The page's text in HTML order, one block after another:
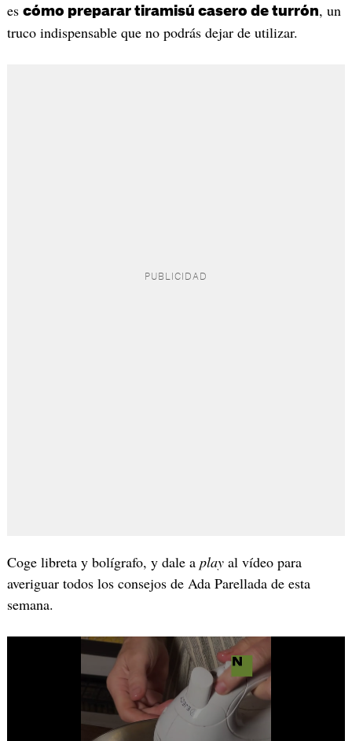
es cómo preparar tiramisú casero de turrón, un
truco indispensable que no podrás dejar de utilizar.
Coge libreta y bolígrafo, y dale a playal vídeo para
averiguar todos los consejos de Ada Parellada de esta
semana.